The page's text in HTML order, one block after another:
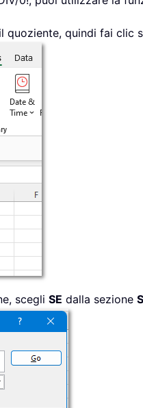
quoziente, quindi fai clic
scegli SE dalla sezione